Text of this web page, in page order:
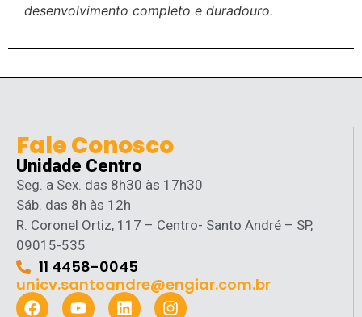
desenvolvimento completo e duradouro.
Fale Conosco
Unidade Centro
Seg. a Sex. das 8h30 às 17h30
Sáb. das 8h às 12h
R. Coronel Ortiz, 117 – Centro- Santo André – SP,
09015-535
11 4458-0045
unicv.santoandre@engiar.com.br